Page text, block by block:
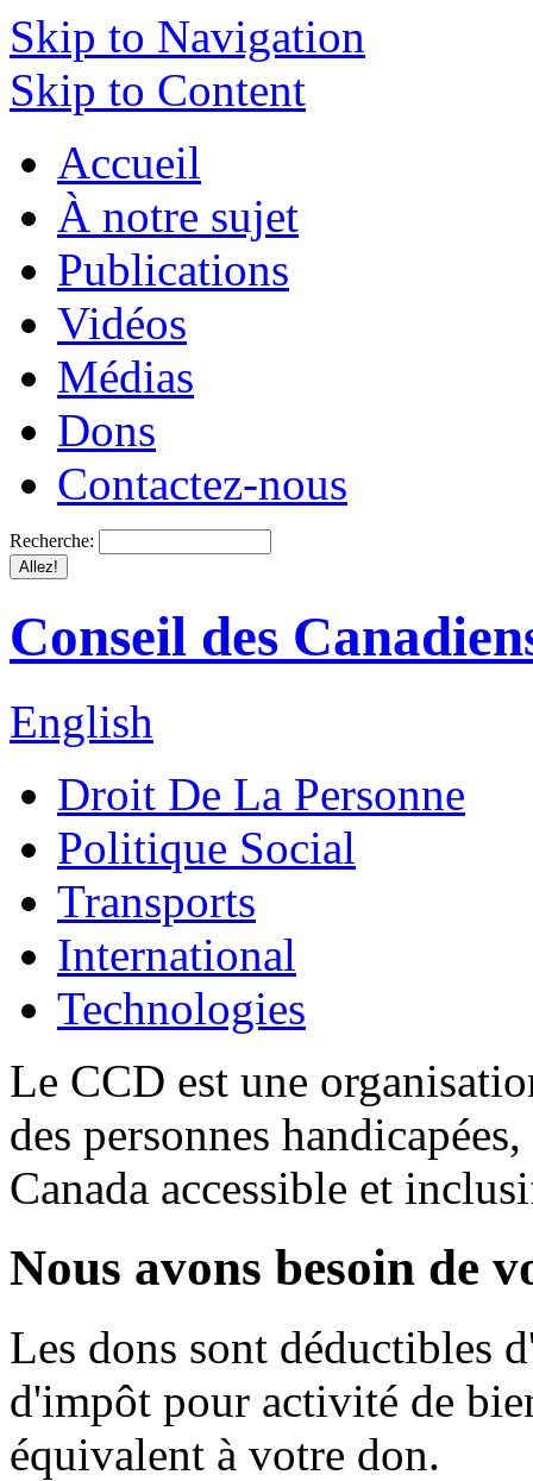
Skip to Navigation
Skip to Content
Accueil
À notre sujet
Publications
Vidéos
Médias
Dons
Contactez-nous
Recherche:
Conseil des
English
Droit De La Personne
Politique Social
Transports
International
Technologies
Le CCD est une
des personnes
Canada accessible et
Nous avons besoin de
Les dons sont déductibles
d'impôt pour activité de
équivalent à votre don.